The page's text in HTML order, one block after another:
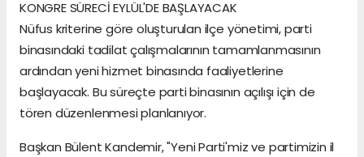
KONGRE SÜRECİ EYLÜL'DE BAŞLAYACAK
Nüfus kriterine göre oluşturulan ilçe yönetimi, parti
binasındaki tadilat çalışmalarının tamamlanmasının
ardından yeni hizmet binasında faaliyetlerine
başlayacak. Bu süreçte parti binasının açılışı için de
tören düzenlenmesi planlanıyor.
Başkan Bülent Kandemir, "Yeni Parti'miz ve partimizin il